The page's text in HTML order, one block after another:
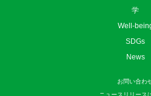
学
Well-
SDGs
News
お問い合わ